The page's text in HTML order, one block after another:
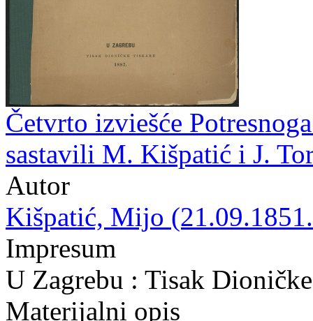
Četvrto izviešće
sastavili M. Kišpatić i J.
Autor
Kišpatić, Mijo
Impresum
U Zagrebu : Tisak
Materijalni opis